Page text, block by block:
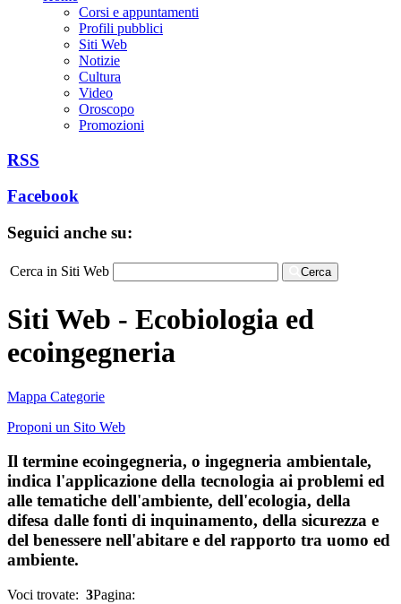
Corsi e appuntamenti
Profili pubblici
Siti Web
Notizie
Cultura
Video
Oroscopo
Promozioni
RSS
Facebook
Seguici anche su:
Cerca in Siti Web Cerca
Siti Web - Ecobiologia ed
ecoingegneria
Mappa Categorie
Proponi un Sito Web
Il termine ecoingegneria, o ingegneria ambientale,
indica l'applicazione della tecnologia ai problemi ed
alle tematiche dell'ambiente, dell'ecologia, della
difesa dalle fonti di inquinamento, della sicurezza e
del benessere nell'abitare e del rapporto tra uomo ed
ambiente.
Voci trovate: 3Pagina: